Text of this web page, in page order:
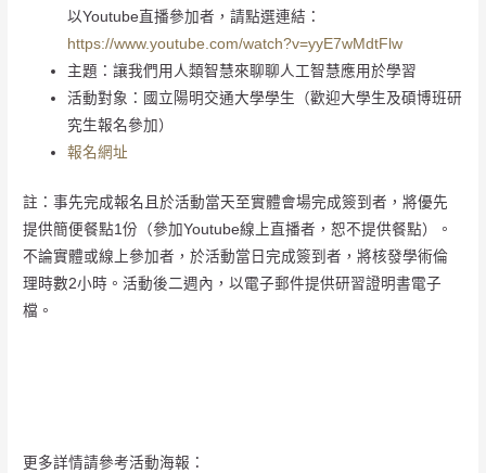
以Youtube直播參加者，請點選連結：
https://www.youtube.com/watch?v=yyE7wMdtFlw
主題：讓我們用人類智慧來聊聊人工智慧應用於學習
活動對象：國立陽明交通大學學生（歡迎大學生及碩博班研
究生報名參加）
報名網址
註：事先完成報名且於活動當天至實體會場完成簽到者，將優先
提供簡便餐點1份（參加Youtube線上直播者，恕不提供餐點）。
不論實體或線上參加者，於活動當日完成簽到者，將核發學術倫
理時數2小時。活動後二週內，以電子郵件提供研習證明書電子
檔。
更多詳情請參考活動海報：